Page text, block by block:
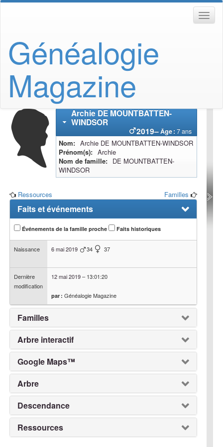
Généalogie
Magazine
ArchieDE MOUNTBATTEN-
WINDSOR
2019–Âge : 7 ans
Nom Archie DE MOUNTBATTEN-WINDSOR
Prénom(s)
Archie
Nom de famille
DE MOUNTBATTEN-
WINDSOR
Ressources Familles
Faits et événements
Événements de la famille proche Faits historiques
Naissance 6 mai 2019 34 37
Dernière
modification
12 mai 2019– 13:01:20
par : Généalogie Magazine
Familles
Arbre interactif
Google Maps™
Arbre
Descendance
Ressources